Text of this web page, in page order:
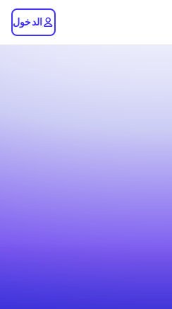
الدخول